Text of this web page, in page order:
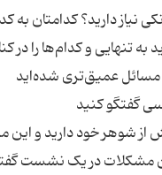
نیاز دارید؟ کدامتان
به تنهایی و کدام‌ها را
از شوهر خود دارید و
مشکلات در یک نشست